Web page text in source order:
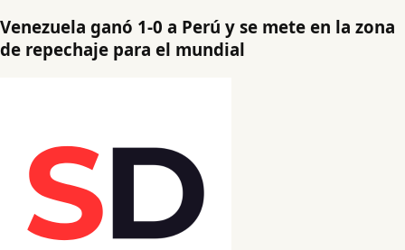
Venezuela ganó 1-0 a Perú y se mete en la zona
de repechaje para el mundial